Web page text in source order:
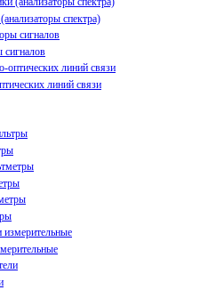
спектра)
сигналов
линий связи